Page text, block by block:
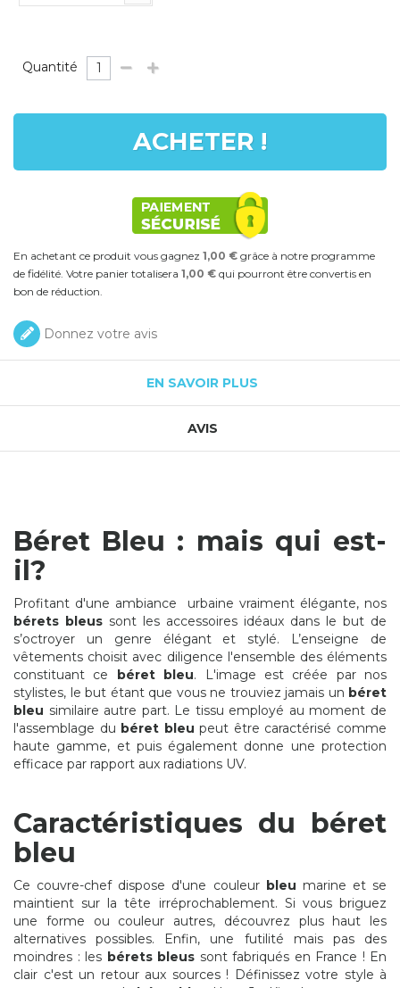
Quantité
ACHETER !
En achetant ce produit vous gagnez 1,00 € grâce à notre programme
de fidélité. Votre panier totalisera 1,00 € qui pourront être convertis en
bon de réduction.
Donnez votre avis
EN SAVOIR PLUS
AVIS
Béret Bleu : mais qui est-
il?
Profitant d'une ambiance urbaine vraiment élégante, nos
bérets bleus sont les accessoires idéaux dans le but de
s’octroyer un genre élégant et stylé. L’enseigne de
vêtements choisit avec diligence l'ensemble des éléments
constituant ce béret bleu. L'image est créée par nos
stylistes, le but étant que vous ne trouviez jamais un béret
bleu similaire autre part. Le tissu employé au moment de
l'assemblage du béret bleu peut être caractérisé comme
haute gamme, et puis également donne une protection
efficace par rapport aux radiations UV.
Caractéristiques du béret
bleu
Ce couvre-chef dispose d'une couleur bleu marine et se
maintient sur la tête irréprochablement. Si vous briguez
une forme ou couleur autres, découvrez plus haut les
alternatives possibles. Enfin, une futilité mais pas des
moindres : les bérets bleus sont fabriqués en France ! En
clair c'est un retour aux sources ! Définissez votre style à